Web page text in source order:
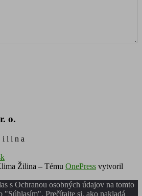
o.
i l i n a
Žilina – Tému OnePress vytvoril
s Ochranou osobných údajov na tomto
Prečítajte si, ako nakladá